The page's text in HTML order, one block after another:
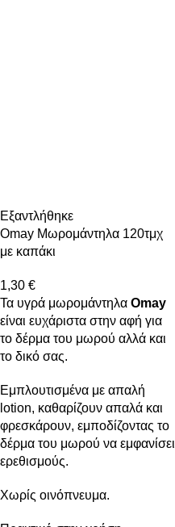
Εξαντλήθηκε
Omay Μωρομάντηλα 120τμχ
με καπάκι
1,30 €
Τα υγρά μωρομάντηλα Omay
είναι ευχάριστα στην αφή για
το δέρμα του μωρού αλλά και
το δικό σας.
Εμπλουτισμένα με απαλή
lotion, καθαρίζουν απαλά και
φρεσκάρουν, εμποδίζοντας το
δέρμα του μωρού να εμφανίσει
ερεθισμούς.
Χωρίς οινόπνευμα.